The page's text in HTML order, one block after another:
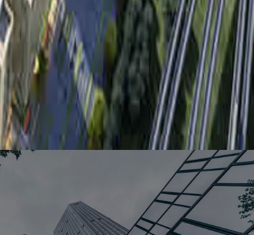
换一批
2024-07-16 13:29
2024-07-16 13:31
2024-07-16 13:31